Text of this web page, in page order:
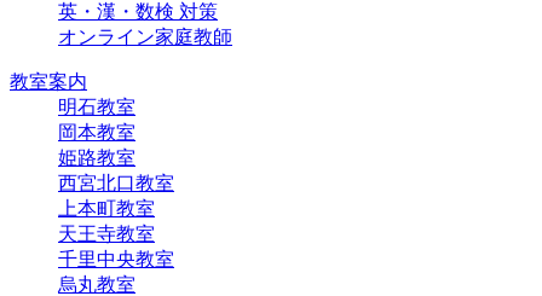
英・漢・数検 対策
オンライン家庭教師
教室案内
明石教室
岡本教室
姫路教室
西宮北口教室
上本町教室
天王寺教室
千里中央教室
烏丸教室